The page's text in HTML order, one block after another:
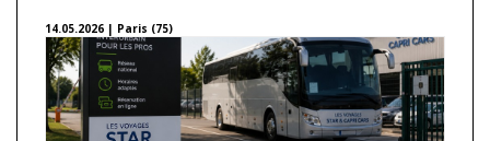
14.05.2026 | Paris (75)